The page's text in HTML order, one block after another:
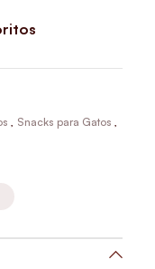
, Snacks para Gatos ,